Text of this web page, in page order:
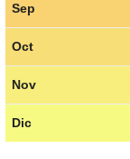
Sep
Oct
Nov
Dic